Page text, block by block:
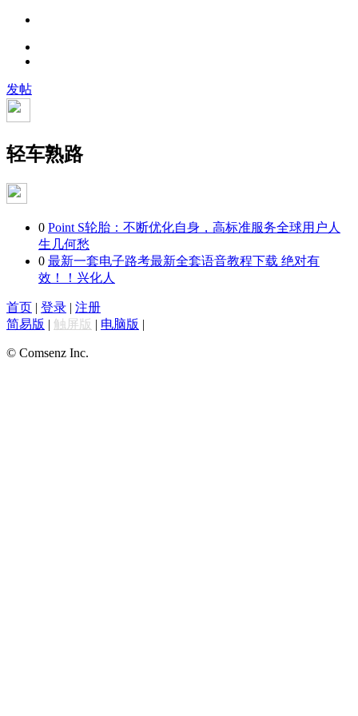
发帖
轻车熟路
0 Point S轮胎：不断优化自身，高标准服务全球用户 人
生几何愁
0 最新一套电子路考最新全套语音教程下载 绝对有
效！！ 兴化人
首页 | 登录 | 注册
简易版 | 触屏版 | 电脑版 |
© Comsenz Inc.